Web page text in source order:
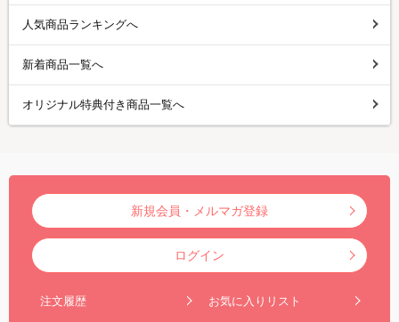
人気商品ランキングへ
新着商品一覧へ
オリジナル特典付き商品一覧へ
新規会員・メルマガ登録
ログイン
注文履歴 お気に入りリスト